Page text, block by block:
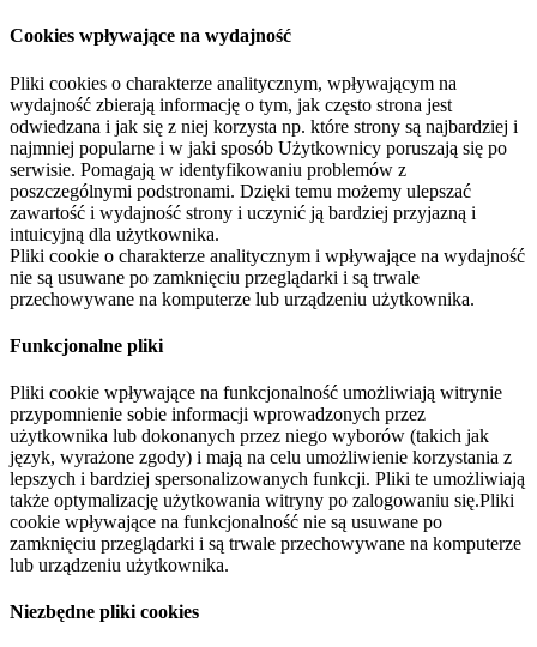
Cookies wpływające na wydajność
Pliki cookies o charakterze analitycznym, wpływającym na
wydajność zbierają informację o tym, jak często strona jest
odwiedzana i jak się z niej korzysta np. które strony są najbardziej i
najmniej popularne i w jaki sposób Użytkownicy poruszają się po
serwisie. Pomagają w identyfikowaniu problemów z
poszczególnymi podstronami. Dzięki temu możemy ulepszać
zawartość i wydajność strony i uczynić ją bardziej przyjazną i
intuicyjną dla użytkownika.
Pliki cookie o charakterze analitycznym i wpływające na wydajność
nie są usuwane po zamknięciu przeglądarki i są trwale
przechowywane na komputerze lub urządzeniu użytkownika.
Funkcjonalne pliki
Pliki cookie wpływające na funkcjonalność umożliwiają witrynie
przypomnienie sobie informacji wprowadzonych przez
użytkownika lub dokonanych przez niego wyborów (takich jak
język, wyrażone zgody) i mają na celu umożliwienie korzystania z
lepszych i bardziej spersonalizowanych funkcji. Pliki te umożliwiają
także optymalizację użytkowania witryny po zalogowaniu się.Pliki
cookie wpływające na funkcjonalność nie są usuwane po
zamknięciu przeglądarki i są trwale przechowywane na komputerze
lub urządzeniu użytkownika.
Niezbędne pliki cookies